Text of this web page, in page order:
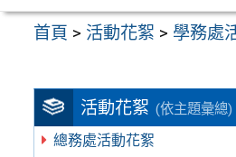
首頁 > 活動花絮 > 學務處
活動花絮 (依主題彙總)
總務處活動花絮